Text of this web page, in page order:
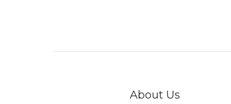
About Us